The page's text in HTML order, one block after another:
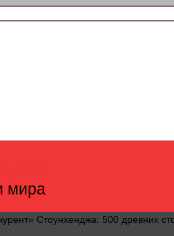
мира
Стоунхенджа: 500 древних